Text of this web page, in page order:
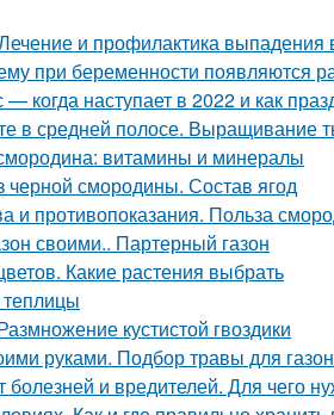
и профилактика выпадения
при беременности появляются
наступает в 2022 и как
в средней полосе. Выращивание
витамины и минералы
черной смородины. Состав ягод
и противопоказания. Польза
своими.. Партерный газон
Какие растения выбрать
кустистой гвоздики
руками. Подбор травы для
и вредителей. Для чего